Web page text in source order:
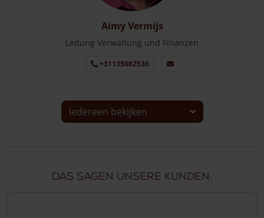
Aimy Vermijs
Leitung Verwaltung und Finanzen
+31135082536
Iedereen bekijken
Das sagen unsere Kunden: